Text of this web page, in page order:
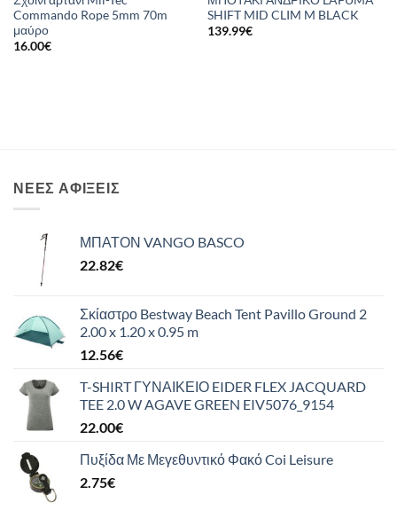
Commando Rope 5mm 70m
μαύρο
16.00€
SHIFT MID CLIM M BLACK
139.99€
ΝΈΕΣ ΑΦΊΞΕΙΣ
ΜΠΑΤΟΝ VANGO BASCO
22.82€
Σκίαστρο Bestway Beach Tent Pavillo Ground 2
2.00 x 1.20 x 0.95 m
12.56€
T-SHIRT ΓΥΝΑΙΚΕΙΟ EIDER FLEX JACQUARD
TEE 2.0 W AGAVE GREEN EIV5076_9154
22.00€
Πυξίδα Με Μεγεθυντικό Φακό Coi Leisure
2.75€